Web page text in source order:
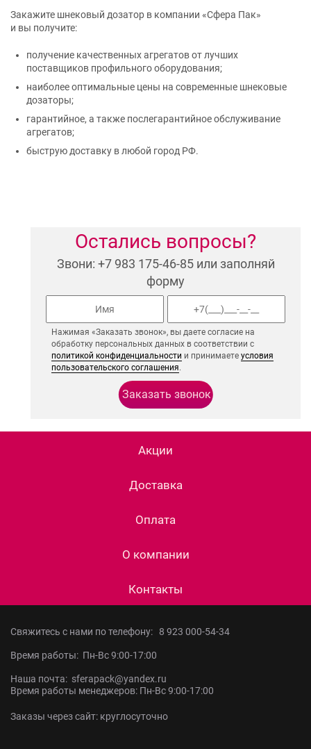
Закажите шнековый дозатор в компании «Сфера Пак»
и вы получите:
получение качественных агрегатов от лучших
поставщиков профильного оборудования;
наиболее оптимальные цены на современные шнековые
дозаторы;
гарантийное, а также послегарантийное обслуживание
агрегатов;
быструю доставку в любой город РФ.
Остались вопросы?
Звони: +7 983 175-46-85 или заполняй
форму
Нажимая «Заказать звонок», вы даете согласие на
обработку персональных данных в соответствии с
политикой конфиденциальности и принимаетеусловия
пользовательского соглашения.
Акции
Доставка
Оплата
О компании
Контакты
Свяжитесь с нами по телефону: 8 923 000-54-34
Время работы: Пн-Вс 9:00-17:00
Наша почта: sferapack@yandex.ru
Время работы менеджеров: Пн-Вс 9:00-17:00
Заказы через сайт: круглосуточно